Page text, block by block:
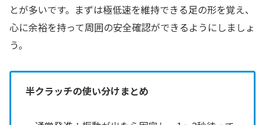
とが多いです。まずは極低速を維持できる足の形を覚え、
心に余裕を持って周囲の安全確認ができるようにしましょ
う。
半クラッチの使い分けまとめ